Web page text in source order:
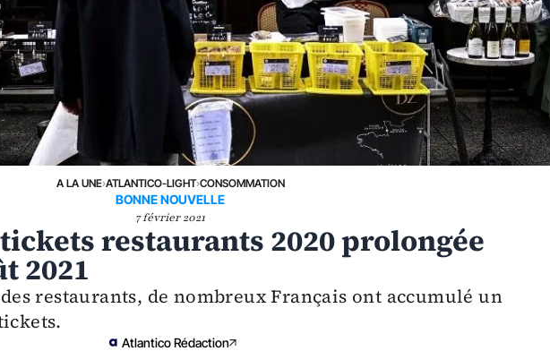
A LA UNE›ATLANTICO-LIGHT›CONSOMMATION
BONNE NOUVELLE
7 février 2021
restaurants 2020 prolongée
2021
restaurants, de nombreux Français ont accumulé un
Atlantico Rédaction